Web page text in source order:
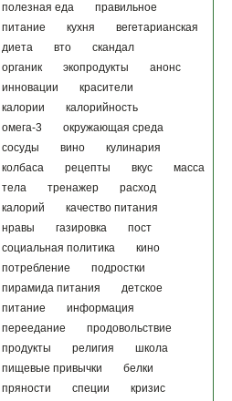
полезная еда
правильное
питание
кухня
вегетарианская
диета
вто
скандал
органик
экопродукты
анонс
инновации
красители
калории
калорийность
омега-3
окружающая среда
сосуды
вино
кулинария
колбаса
рецепты вкус
масса
тела
тренажер
расход
калорий
качество питания
нравы
газировка
пост
социальная политика
кино
потребление
подростки
пирамида питания
детское
питание
информация
переедание
продовольствие
продукты
религия
школа
пищевые привычки
белки
пряности
специи
кризис